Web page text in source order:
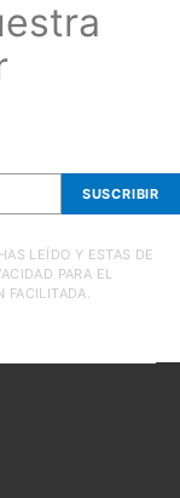
SUSCRIBIR
LEÍDO Y ESTAS DE
PARA EL
FACILITADA.